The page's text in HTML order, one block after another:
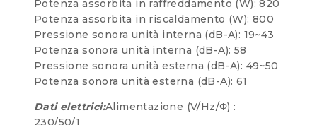
Potenza assorbita in raffreddamento (W): 820
Potenza assorbita in riscaldamento (W): 800
Pressione sonora unità interna (dB-A): 19~43
Potenza sonora unità interna (dB-A): 58
Pressione sonora unità esterna (dB-A): 49~50
Potenza sonora unità esterna (dB-A): 61
Dati elettrici:Alimentazione (V/Hz/Φ) :
230/50/1